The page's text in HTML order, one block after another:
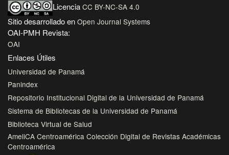
Licencia CC BY-NC-SA 4.0
Sitio desarrollado en Open Journal Systems
OAI-PMH Revista:
OAI
Enlaces Útiles
Universidad de Panamá
Panindex
Repositorio Institucional Digital de la Universidad de Panamá
Sistema de Bibliotecas de la Universidad de Panamá
Biblioteca Virtual de Salud
AmeliCA Centroamérica Colección Digital de Revistas Académicas
Centroamérica